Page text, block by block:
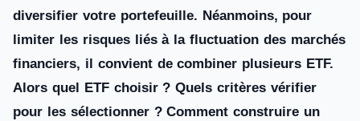
diversifier votre portefeuille. Néanmoins, pour
limiter les risques liés à la fluctuation des marchés
financiers, il convient de combiner plusieurs ETF.
Alors quel ETF choisir ? Quels critères vérifier
pour les sélectionner ? Comment construire un